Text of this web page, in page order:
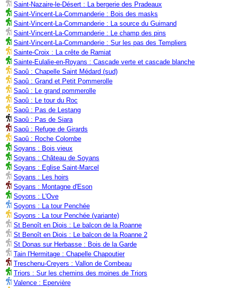
Saint-Nazaire-le-Désert : La bergerie des Pradeaux
Saint-Vincent-La-Commanderie : Bois des masks
Saint-Vincent-La-Commanderie : La source du Guimand
Saint-Vincent-La-Commanderie : Le champ des pins
Saint-Vincent-La-Commanderie : Sur les pas des Templiers
Sainte-Croix : La crête de Ramiat
Sainte-Eulalie-en-Royans : Cascade verte et cascade blanche
Saoû : Chapelle Saint Médard (sud)
Saoû : Grand et Petit Pommerolle
Saoû : Le grand pommerolle
Saoû : Le tour du Roc
Saoû : Pas de Lestang
Saoû : Pas de Siara
Saoû : Refuge de Girards
Saoû : Roche Colombe
Soyans : Bois vieux
Soyans : Château de Soyans
Soyans : Eglise Saint-Marcel
Soyans : Les hoirs
Soyans : Montagne d'Eson
Soyons : L'Ove
Soyons : La tour Penchée
Soyons : La tour Penchée (variante)
St Benoît en Diois : Le balcon de la Roanne
St Benoît en Diois : Le balcon de la Roanne 2
St Donas sur Herbasse : Bois de la Garde
Tain l'Hermitage : Chapelle Chapoutier
Treschenu-Creyers : Vallon de Combeau
Triors : Sur les chemins des moines de Triors
Valence : Epervière